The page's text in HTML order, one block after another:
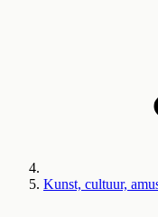
Kunst, cultuur,